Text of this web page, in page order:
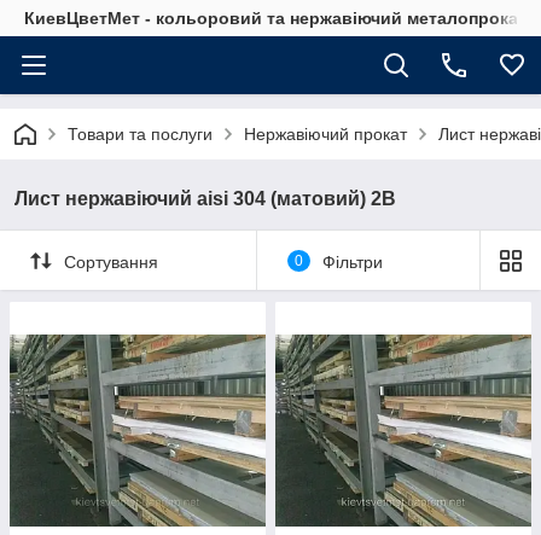
КиевЦветМет - кольоровий та нержавіючий металопрокат.
Товари та послуги Нержавіючий прокат Лист
Лист нержавіючий aisi 304 (матовий) 2B
Сортування 0 Фільтри